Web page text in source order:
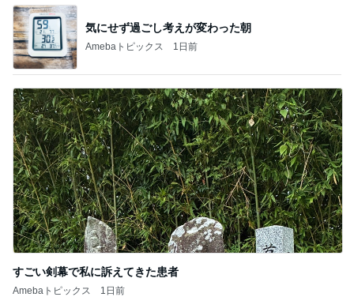
気にせず過ごし考えが変わった朝
Amebaトピックス 1日前
すごい剣幕で私に訴えてきた患者
Amebaトピックス 1日前